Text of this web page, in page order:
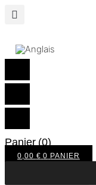
Panier (0)
0,00 € 0 PANIER